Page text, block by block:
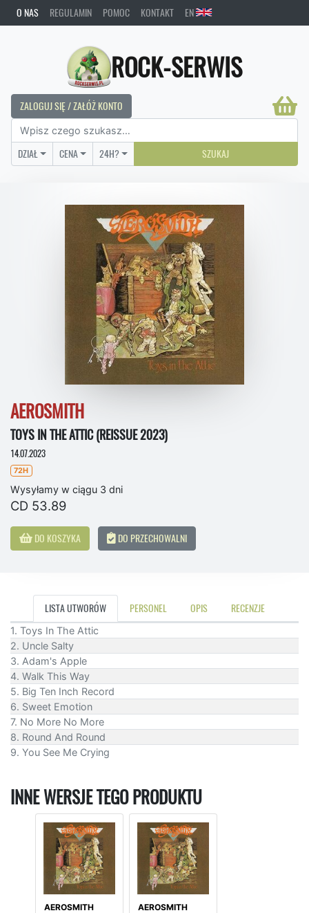
O NAS REGULAMIN POMOC KONTAKT EN
ROCK-SERWIS
ZALOGUJ SIĘ / ZAŁÓŻ KONTO
DZIAŁ CENA 24H? SZUKAJ
AEROSMITH
TOYS IN THE ATTIC (REISSUE 2023)
14.07.2023
72H
Wysyłamy w ciągu 3 dni
CD 53.89
DO KOSZYKA DO PRZECHOWALNI
LISTA UTWORÓW PERSONEL OPIS RECENZJE
1. Toys In The Attic
2. Uncle Salty
3. Adam's Apple
4. Walk This Way
5. Big Ten Inch Record
6. Sweet Emotion
7. No More No More
8. Round And Round
9. You See Me Crying
INNE WERSJE TEGO PRODUKTU
AEROSMITH
AEROSMITH